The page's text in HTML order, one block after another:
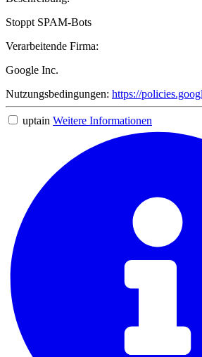
Stoppt SPAM-Bots
Verarbeitende Firma:
Google Inc.
Nutzungsbedingungen: https://
uptain Weitere Informationen